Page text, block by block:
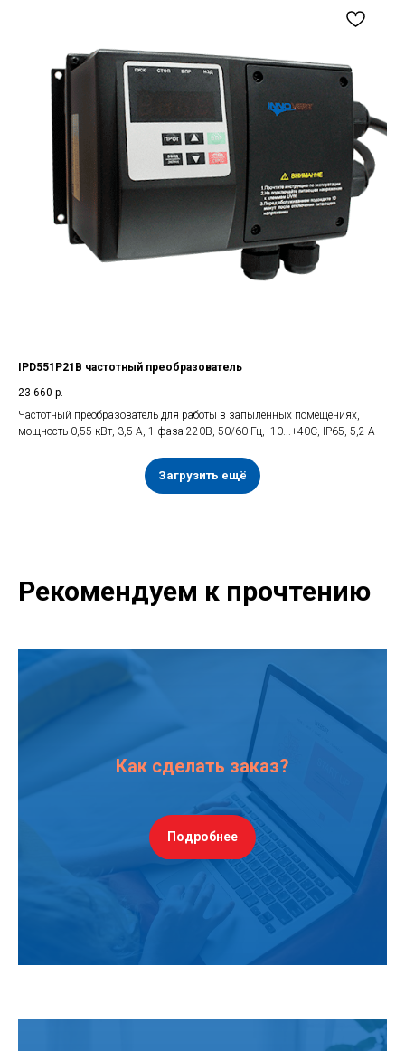
IPD551P21B частотный преобразователь
23 660 р.
Частотный преобразователь для работы в запыленных помещениях,
мощность 0,55 кВт, 3,5 А, 1-фаза 220В, 50/60 Гц, -10...+40С, IP65, 5,2 А
Загрузить ещё
Рекомендуем к прочтению
Как сделать заказ?
Подробнее